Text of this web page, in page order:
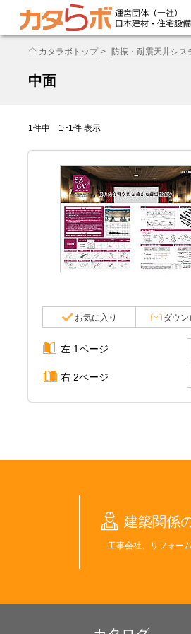
カタラボトップ 防振・耐震天井シス
中面
1件中 1~1件 表示
お気に入り ダウン
左 1ページ
右 2ページ
建築関係
工事会社、リフォー